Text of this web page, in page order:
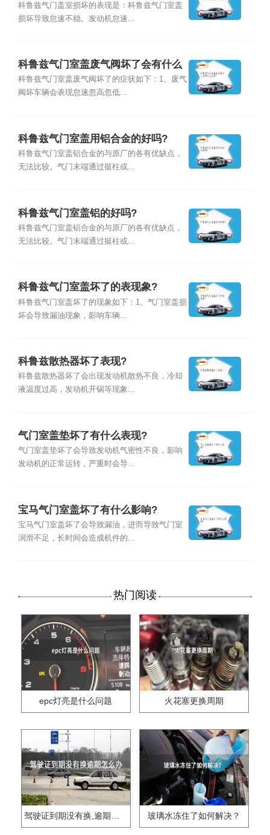
科鲁兹气门盖室损坏的表现是：科鲁兹气门室盖
损坏导致怠速不稳。发动机怠速...
科鲁兹气门室盖废气阀坏了会有什么
症状?
科鲁兹气门室盖废气阀坏了的症状如下：1、废气
阀坏车辆会表现怠速忽高忽低...
科鲁兹气门室盖用铝合金的好吗?
科鲁兹气门室盖铝合金的与原厂的各有优缺点，
无法比较。气门末端通过挺柱或...
科鲁兹气门室盖铝的好吗?
科鲁兹气门室盖铝合金的与原厂的各有优缺点，
无法比较。气门末端通过挺柱或...
科鲁兹气门室盖坏了的表现象?
科鲁兹气门室盖坏了的现象如下：1、气门室盖损
坏会导致漏油现象，影响车辆...
科鲁兹散热器坏了表现?
科鲁兹散热器坏了会出现发动机散热不良，冷却
液温度过高，发动机开锅等现象...
气门室盖垫坏了有什么表现?
气门室盖垫坏了会导致发动机气密性不良，影响
发动机的正常运转，严重时会导...
宝马气门室盖坏了有什么影响?
宝马气门室盖坏了会导致漏油，进而导致气门室
润滑不足，长时间会造成机件的...
热门阅读
epc灯亮是什么问题 火花塞更换周期
驾驶证到期没有换,逾期怎么办?? 玻璃水冻住了如何解决？